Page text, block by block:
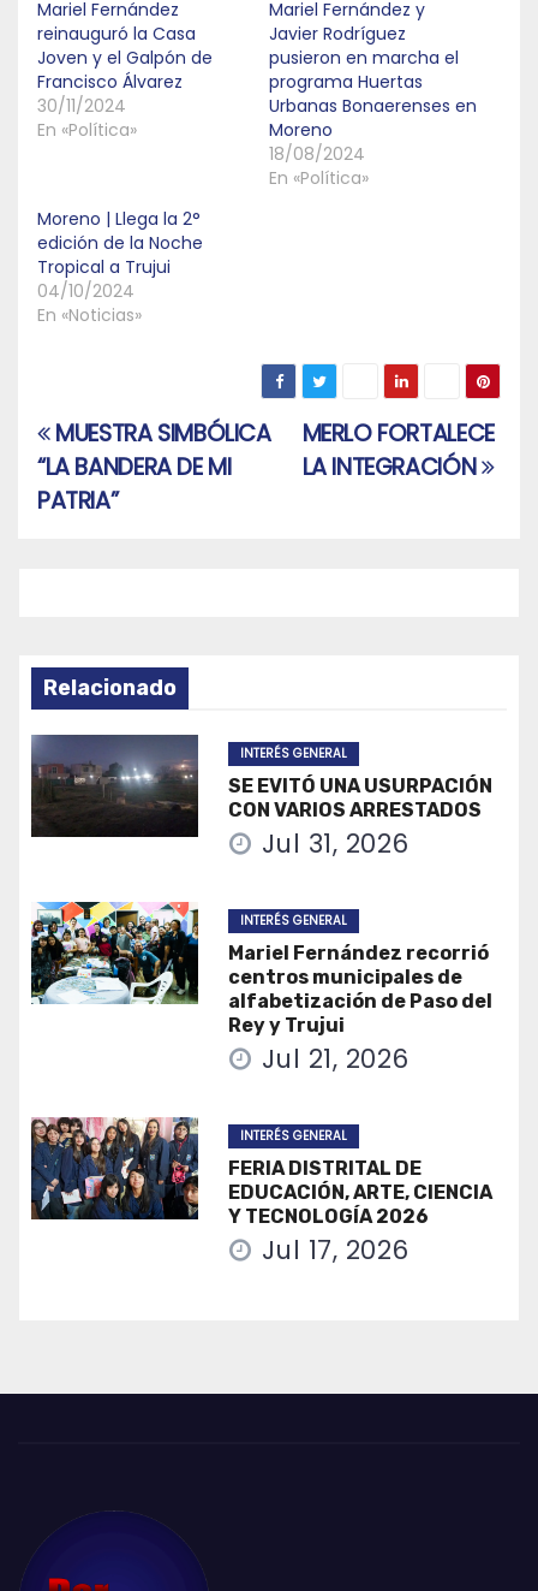
Mariel Fernández
reinauguró la Casa
Joven y el Galpón de
Francisco Álvarez
30/11/2024
En «Política»
Mariel Fernández y
Javier Rodríguez
pusieron en marcha el
programa Huertas
Urbanas Bonaerenses en
Moreno
18/08/2024
En «Política»
Moreno | Llega la 2°
edición de la Noche
Tropical a Trujui
04/10/2024
En «Noticias»
Navegación
de
MERLO FORTALECE
LA INTEGRACIÓN
MUESTRA SIMBÓLICA
“LA BANDERA DE MI
PATRIA”
Relacionado
INTERÉS GENERAL
SE EVITÓ UNA USURPACIÓN
CON VARIOS ARRESTADOS
Jul 31, 2026
INTERÉS GENERAL
Mariel Fernández recorrió
centros municipales de
alfabetización de Paso del
Rey y Trujui
Jul 21, 2026
INTERÉS GENERAL
FERIA DISTRITAL DE
EDUCACIÓN, ARTE, CIENCIA
Y TECNOLOGÍA 2026
Jul 17, 2026